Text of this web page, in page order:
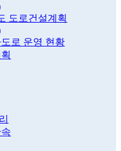
도로건설계획
로 운영 현황